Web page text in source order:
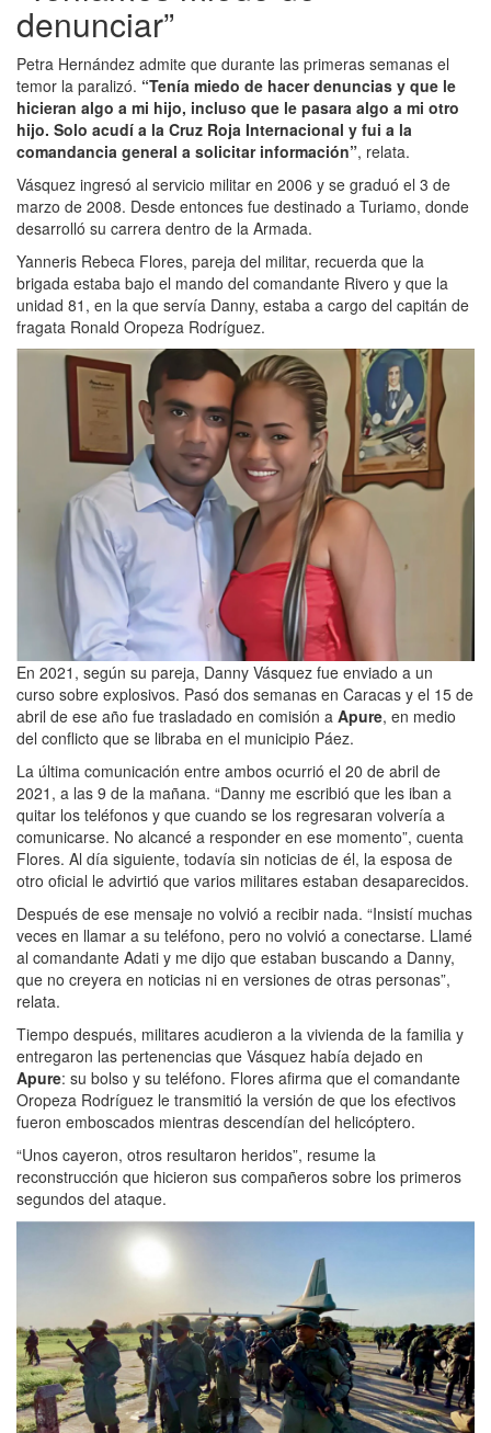
denunciar”
Petra Hernández admite que durante las primeras semanas el
temor la paralizó. “Tenía miedo de hacer denuncias y que le
hicieran algo a mi hijo, incluso que le pasara algo a mi otro
hijo. Solo acudí a la Cruz Roja Internacional y fui a la
comandancia general a solicitar información”, relata.
Vásquez ingresó al servicio militar en 2006 y se graduó el 3 de
marzo de 2008. Desde entonces fue destinado a Turiamo, donde
desarrolló su carrera dentro de la Armada.
Yanneris Rebeca Flores, pareja del militar, recuerda que la
brigada estaba bajo el mando del comandante Rivero y que la
unidad 81, en la que servía Danny, estaba a cargo del capitán de
fragata Ronald Oropeza Rodríguez.
En 2021, según su pareja, Danny Vásquez fue enviado a un
curso sobre explosivos. Pasó dos semanas en Caracas y el 15 de
abril de ese año fue trasladado en comisión a Apure, en medio
del conflicto que se libraba en el municipio Páez.
La última comunicación entre ambos ocurrió el 20 de abril de
2021, a las 9 de la mañana. “Danny me escribió que les iban a
quitar los teléfonos y que cuando se los regresaran volvería a
comunicarse. No alcancé a responder en ese momento”, cuenta
Flores. Al día siguiente, todavía sin noticias de él, la esposa de
otro oficial le advirtió que varios militares estaban desaparecidos.
Después de ese mensaje no volvió a recibir nada. “Insistí muchas
veces en llamar a su teléfono, pero no volvió a conectarse. Llamé
al comandante Adati y me dijo que estaban buscando a Danny,
que no creyera en noticias ni en versiones de otras personas”,
relata.
Tiempo después, militares acudieron a la vivienda de la familia y
entregaron las pertenencias que Vásquez había dejado en
Apure: su bolso y su teléfono. Flores afirma que el comandante
Oropeza Rodríguez le transmitió la versión de que los efectivos
fueron emboscados mientras descendían del helicóptero.
“Unos cayeron, otros resultaron heridos”, resume la
reconstrucción que hicieron sus compañeros sobre los primeros
segundos del ataque.